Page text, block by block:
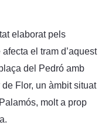
elaborat pels
el tram d’aquest
del Pedró amb
de Flor, un àmbit situat
molt a prop